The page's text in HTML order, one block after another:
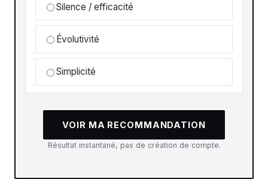
Silence / efficacité
Évolutivité
Simplicité
VOIR MA RECOMMANDATION
Résultat instantané, pas de création de compte.